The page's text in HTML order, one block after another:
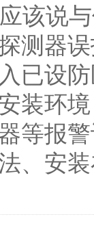
该说
测器
已设
装环
等报
、安